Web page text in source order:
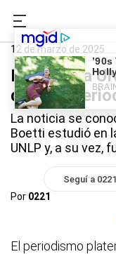
0221.com.ar
12 de marzo de 2025
Dolor en la
querido
La noticia se
Boetti estudió en
UNLP y, a su vez,
Seguí a
Por 0221
El periodismo